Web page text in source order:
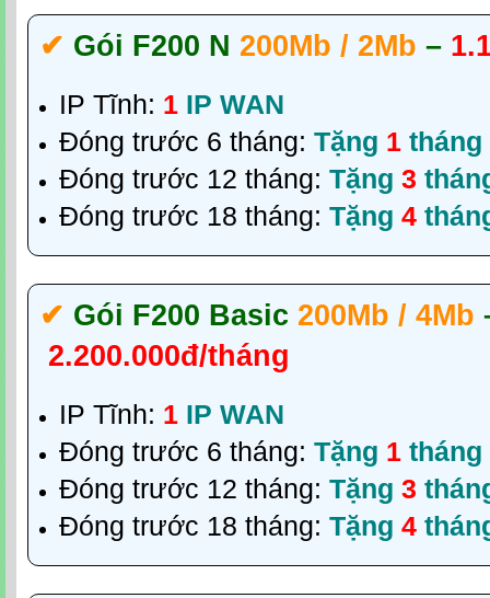
✔‎ Gói F200 N 200Mb / 2Mb –
IP Tĩnh: 1 IP WAN
Đóng trước 6 tháng: Tặng 1 tháng
Đóng trước 12 tháng: Tặng 3
Đóng trước 18 tháng: Tặng 4
✔‎ Gói F200 Basic 200Mb / 4Mb
2.200.000đ/tháng
IP Tĩnh: 1 IP WAN
Đóng trước 6 tháng: Tặng 1 tháng
Đóng trước 12 tháng: Tặng 3
Đóng trước 18 tháng: Tặng 4